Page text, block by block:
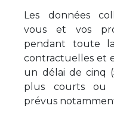
Les données
vous et vos
pendant toute
contractuelles et
un délai de cinq
plus courts ou
prévus